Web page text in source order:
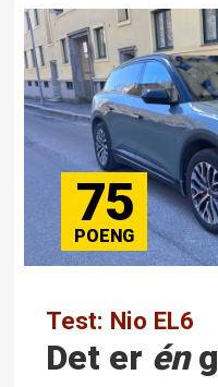
75
Test: Nio EL6
Det er én